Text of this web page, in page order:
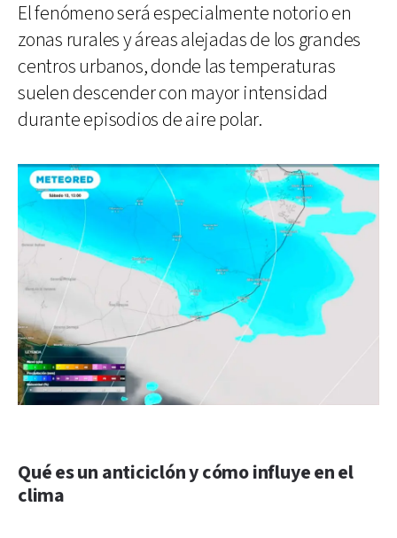
El fenómeno será especialmente notorio en
zonas rurales y áreas alejadas de los grandes
centros urbanos, donde las temperaturas
suelen descender con mayor intensidad
durante episodios de aire polar.
Qué es un anticiclón y cómo influye en el
clima